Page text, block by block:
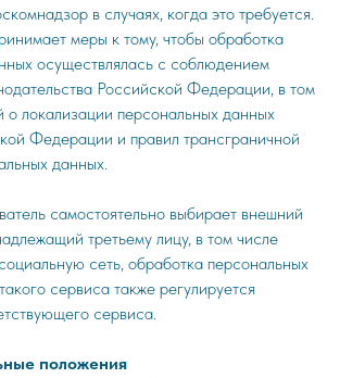
в случаях, когда это требуется.
меры к тому, чтобы обработка
осуществлялась с соблюдением
Российской Федерации, в том
о локализации персональных данных
Федерации и правил трансграничной
данных.
самостоятельно выбирает внешний
третьему лицу, в том числе
сеть, обработка персональных
сервиса также регулируется
сервиса.
положения